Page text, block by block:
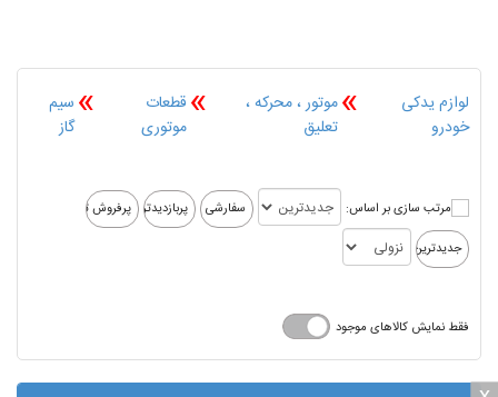
لوازم یدکی
خودرو
»موتور ، محرکه ،
تعلیق
» قطعات
موتوری
» سیم
گاز
مرتب سازی بر اساس:
فقط نمایش کالاهای موجود